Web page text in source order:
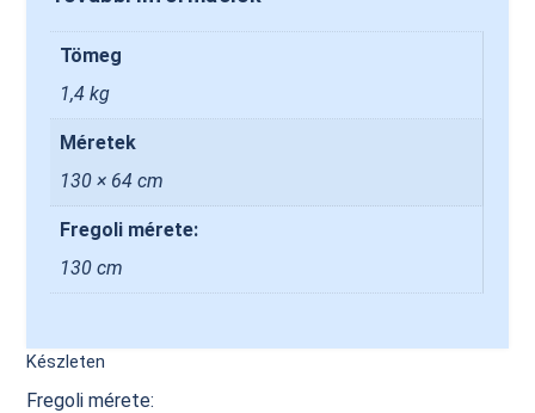
Tömeg
1,4 kg
Méretek
130 × 64 cm
Fregoli mérete:
130 cm
Készleten
Fregoli mérete: